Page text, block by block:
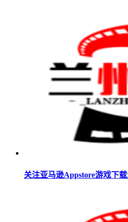
关注亚马逊Appstore游戏下